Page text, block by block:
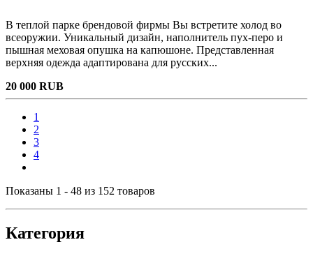
В теплой парке брендовой фирмы Вы встретите холод во
всеоружии. Уникальный дизайн, наполнитель пух-перо и
пышная меховая опушка на капюшоне. Представленная
верхняя одежда адаптирована для русских...
20 000 RUB
1
2
3
4
Показаны 1 - 48 из 152 товаров
Категория